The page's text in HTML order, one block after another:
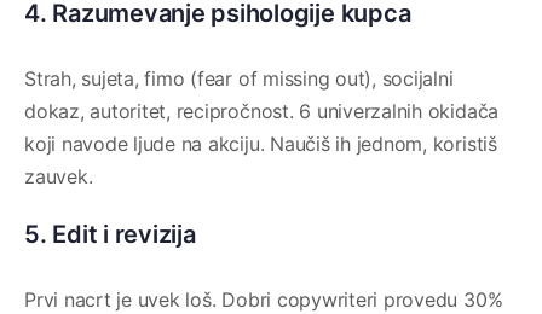
4. Razumevanje psihologije kupca
Strah, sujeta, fimo (fear of missing out), socijalni
dokaz, autoritet, recipročnost. 6 univerzalnih okidača
koji navode ljude na akciju. Naučiš ih jednom, koristiš
zauvek.
5. Edit i revizija
Prvi nacrt je uvek loš. Dobri copywriteri provedu 30%